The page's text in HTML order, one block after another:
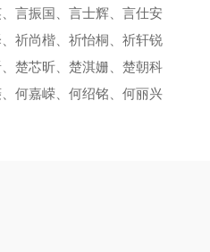
振国、言士辉、言仕安
尚楷、祈怡桐、祈轩锐
芯昕、楚淇姗、楚朝科
嘉嵘、何绍铭、何丽兴